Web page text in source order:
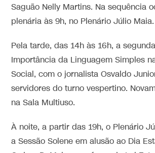
Saguão Nelly Martins. Na sequência
plenária às 9h, no Plenário Júlio Maia.
Pela tarde, das 14h às 16h, a
Importância da Linguagem Simples
Social, com o jornalista Osvaldo
servidores do turno vespertino.
na Sala Multiuso.
À noite, a partir das 19h, o Plenário
a Sessão Solene em alusão ao Dia